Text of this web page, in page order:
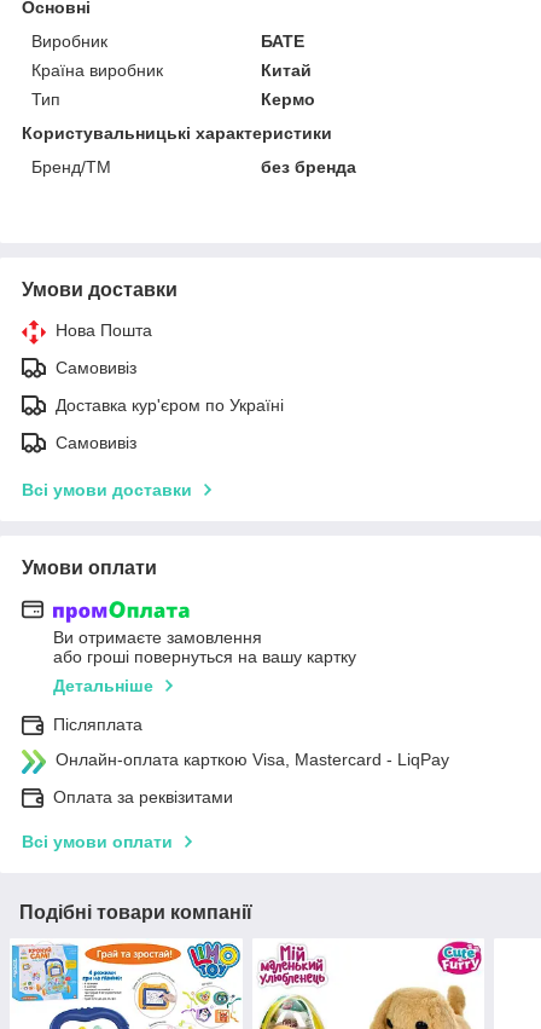
Основні
Виробник
БАТЕ
Країна виробник
Китай
Тип
Кермо
Користувальницькі характеристики
Бренд/ТМ
без бренда
Умови доставки
Нова Пошта
Самовивіз
Доставка кур'єром по Україні
Самовивіз
Всі умови доставки
Умови оплати
Ви отримаєте замовлення
або гроші повернуться на вашу картку
Детальніше
Післяплата
Онлайн-оплата карткою Visa, Mastercard - LiqPay
Оплата за реквізитами
Всі умови оплати
Подібні товари компанії